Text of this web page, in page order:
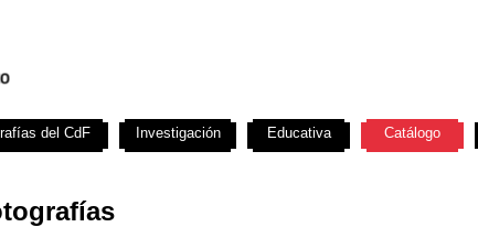
del CdF Investigación Educativa Catálogo